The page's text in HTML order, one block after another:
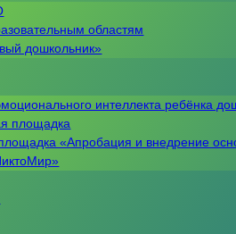
областям
дошкольник»
интеллекта ребёнка
площадка
«Апробация и внедрение